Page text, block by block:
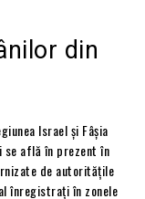
din
Israel și Fâșia
se află în prezent în
de autoritățile
înregistrați în zonele